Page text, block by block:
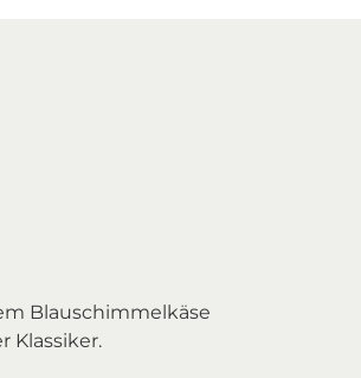
Blauschimmelkäse
Klassiker.